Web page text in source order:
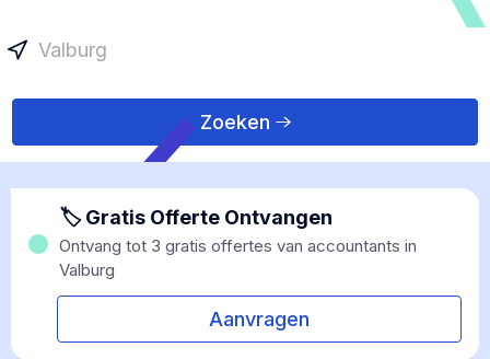
Zoeken
🏷 Gratis Offerte Ontvangen
Ontvang tot 3 gratis offertes van accountants in
Valburg
Aanvragen